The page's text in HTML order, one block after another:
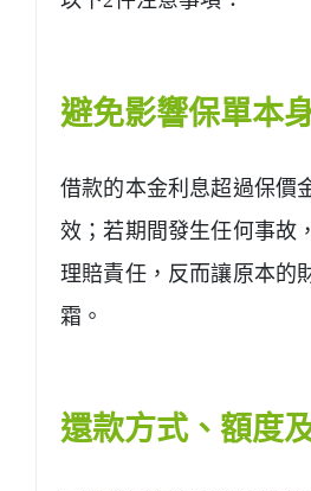
避免影響保單本
借款的本金利息超過保價
效；若期間發生任何事故
理賠責任，反而讓原本的
霜。
還款方式、額度